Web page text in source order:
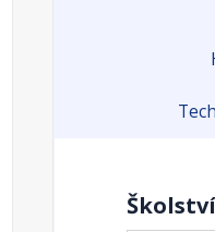
Školství